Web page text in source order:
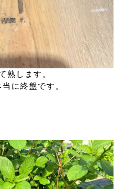
熟します。
に終盤です。